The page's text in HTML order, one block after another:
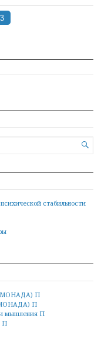
3

стабильности
МОНАДА) П
МОНАДА) П
мышления П
П